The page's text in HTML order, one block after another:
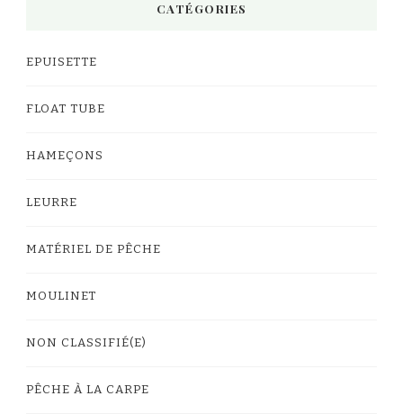
CATÉGORIES
EPUISETTE
FLOAT TUBE
HAMEÇONS
LEURRE
MATÉRIEL DE PÊCHE
MOULINET
NON CLASSIFIÉ(E)
PÊCHE À LA CARPE